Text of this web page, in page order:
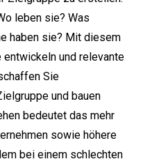
leben sie? Was
haben sie? Mit diesem
und relevante
Sie
und bauen
bedeutet das mehr
sowie höhere
bei einem schlechten